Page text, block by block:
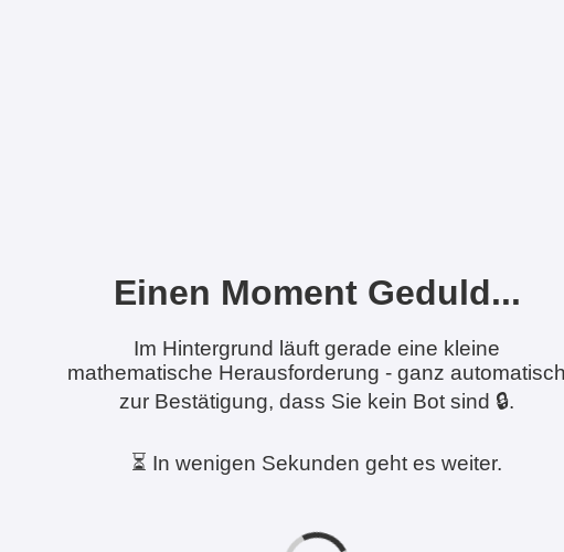
Einen Moment Geduld...
Im Hintergrund läuft gerade eine kleine
mathematische Herausforderung - ganz
zur Bestätigung, dass Sie kein Bot sind 🔒.
⏳ In wenigen Sekunden geht es weiter.